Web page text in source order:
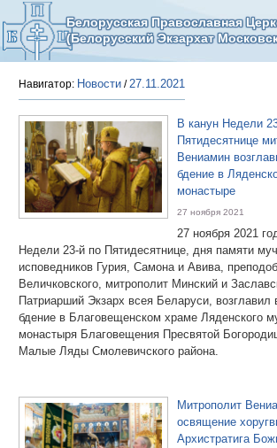
Белорусская Православная
(Белорусский Экзархат
Навигатор: Новости /27.11.2021
В канун Недели
Пятидесятнице
Вениамин
бдение в
монастыре
27 ноября 2021
27 ноября 2021
Недели 23-й по Пятидесятнице, дня памяти
исповедников Гурия, Самона и Авива,
Величковского, митрополит Минский и
Патриарший Экзарх всея Беларуси, возглавил
бдение в Благовещенском храме Ляденского
монастыря Благовещения Пресвятой
Малые Ляды Смолевичского района.
Митрополит
освящение
Архистратига